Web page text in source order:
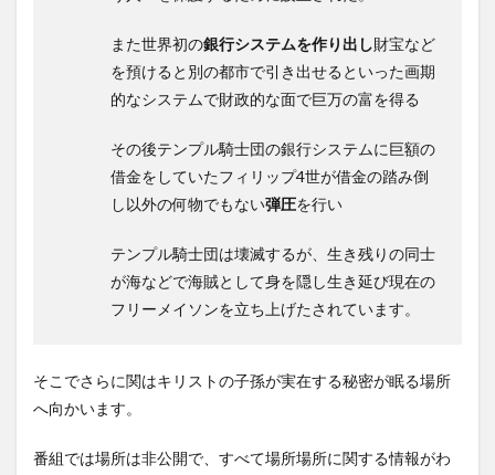
また世界初の銀行システムを作り出し財宝など
を預けると別の都市で引き出せるといった画期
的なシステムで財政的な面で巨万の富を得る
その後テンプル騎士団の銀行システムに巨額の
借金をしていたフィリップ4世が借金の踏み倒
し以外の何物でもない弾圧を行い
テンプル騎士団は壊滅するが、生き残りの同士
が海などで海賊として身を隠し生き延び現在の
フリーメイソンを立ち上げたされています。
そこでさらに関はキリストの子孫が実在する秘密が眠る場所
へ向かいます。
番組では場所は非公開で、すべて場所場所に関する情報がわ